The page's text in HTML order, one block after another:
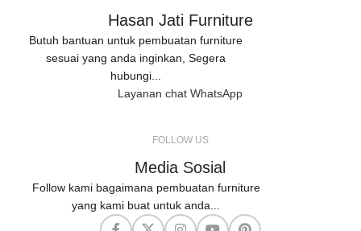
Hasan Jati Furniture
Butuh bantuan untuk pembuatan furniture
sesuai yang anda inginkan, Segera
hubungi...
Layanan chat WhatsApp
FOLLOW US
Media Sosial
Follow kami bagaimana pembuatan furniture
yang kami buat untuk anda...